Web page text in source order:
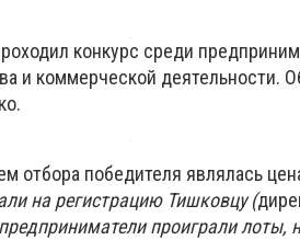
конкурс среди
и коммерческой деятельности.
отбора победителя являлась
на регистрацию Тишковцу (
проиграли лоты,